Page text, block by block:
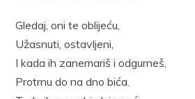
Gledaj, oni te oblijeću,
Užasnuti, ostavljeni,
I kada ih zanemariš i odgurneš,
Protrnu do na dno bića.